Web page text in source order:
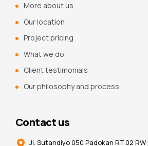
More about us
Our location
Project pricing
What we do
Client testimonials
Our philosophy and process
Contact us
Jl. Sutandiyo 050 Padokan RT 02